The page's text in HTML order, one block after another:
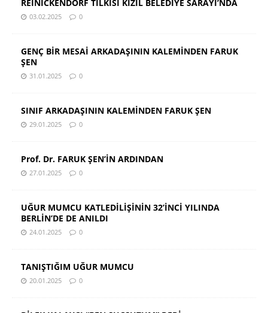
REINICKENDORF TİLKİSİ KIZIL BELEDİYE SARAYI’NDA
03.02.2025 0
GENÇ BİR MESAİ ARKADAŞININ KALEMİNDEN FARUK
ŞEN
31.01.2025 0
SINIF ARKADAŞININ KALEMİNDEN FARUK ŞEN
29.01.2025 0
Prof. Dr. FARUK ŞEN’İN ARDINDAN
27.01.2025 0
UĞUR MUMCU KATLEDİLİŞİNİN 32’İNCİ YILINDA
BERLİN’DE DE ANILDI
24.01.2025 0
TANIŞTIĞIM UĞUR MUMCU
20.01.2025 0